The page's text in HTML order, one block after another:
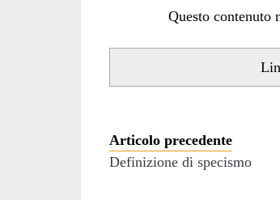
Questo contenuto
Articolo precedente
Definizione di specismo